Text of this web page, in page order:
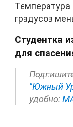
Температура
градусов
Студентка
для
"Южный
удобно: